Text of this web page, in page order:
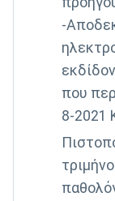
-
που
8-2021